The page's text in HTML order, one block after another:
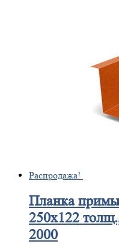
Распродажа!
Планка
250х122
2000